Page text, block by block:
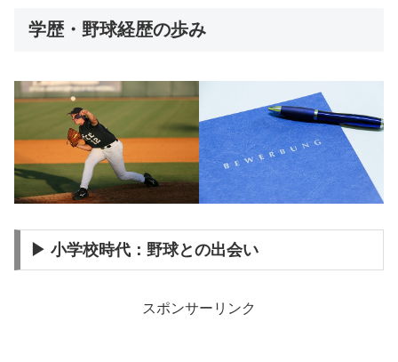
学歴・野球経歴の歩み
▶ 小学校時代：野球との出会い
スポンサーリンク